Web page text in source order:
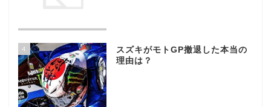
4
スズキがモトGP撤退した本当の
理由は？